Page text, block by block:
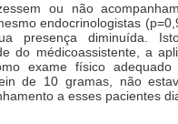
ou não
endocrinologistas
presença diminuída.
do médicoassistente, a
exame físico
de 10 gramas, não
a esses pacientes